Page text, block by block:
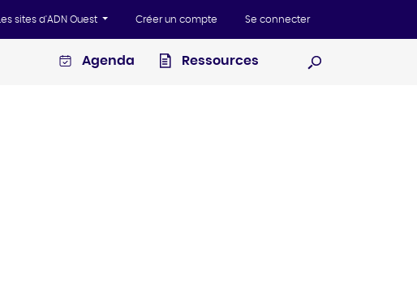
Les sites d'ADN Ouest Créer un compte Se connecter
Agenda
Ressources